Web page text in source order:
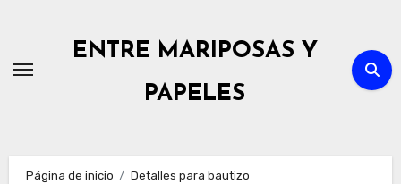
contenido
ENTRE MARIPOSAS Y
PAPELES
Página de inicio
Detalles para bautizo